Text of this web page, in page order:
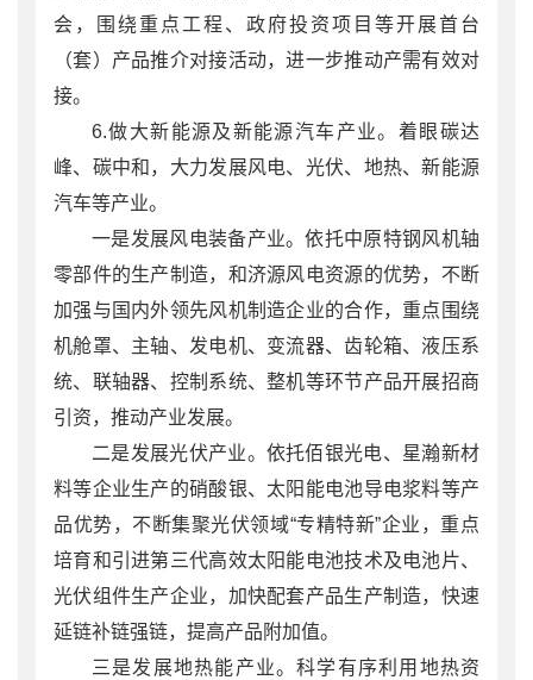
会，围绕重点工程、政府投资项目等开展首台
（套）产品推介对接活动，进一步推动产需有效对
接。
6.做大新能源及新能源汽车产业。着眼碳达
峰、碳中和，大力发展风电、光伏、地热、新能源
汽车等产业。
一是发展风电装备产业。依托中原特钢风机轴
零部件的生产制造，和济源风电资源的优势，不断
加强与国内外领先风机制造企业的合作，重点围绕
机舱罩、主轴、发电机、变流器、齿轮箱、液压系
统、联轴器、控制系统、整机等环节产品开展招商
引资，推动产业发展。
二是发展光伏产业。依托佰银光电、星瀚新材
料等企业生产的硝酸银、太阳能电池导电浆料等产
品优势，不断集聚光伏领域“专精特新”企业，重点
培育和引进第三代高效太阳能电池技术及电池片、
光伏组件生产企业，加快配套产品生产制造，快速
延链补链强链，提高产品附加值。
三是发展地热能产业。科学有序利用地热资